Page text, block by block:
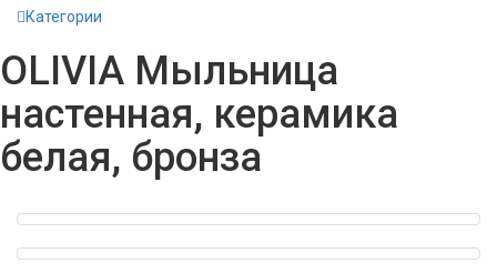
Категории
OLIVIA Mыльница
настенная, керамика
белая, бронза